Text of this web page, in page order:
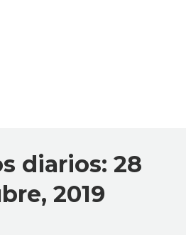
diarios: 28
2019